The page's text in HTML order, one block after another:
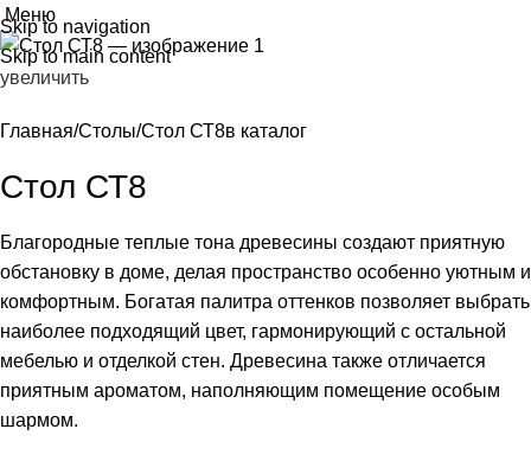
Skip to navigation
Skip to main content
Меню
увеличить
Главная Столы Стол СТ8в каталог
Стол СТ8
Благородные теплые тона древесины создают приятную
обстановку в доме, делая пространство особенно уютным и
комфортным. Богатая палитра оттенков позволяет выбрать
наиболее подходящий цвет, гармонирующий с остальной
мебелью и отделкой стен. Древесина также отличается
приятным ароматом, наполняющим помещение особым
шармом.